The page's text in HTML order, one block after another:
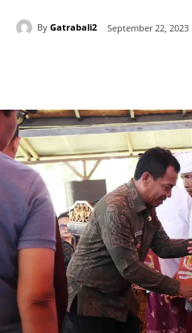
By Gatrabali2 September 22, 2023